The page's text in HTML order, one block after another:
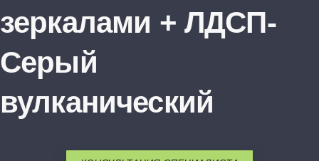
зеркалами + ЛДСП-
Серый
вулканический